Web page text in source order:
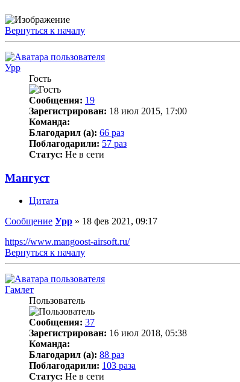
Вернуться к началу
Урр
Гость
Сообщения: 19
Зарегистрирован: 18 июл 2015, 17:00
Команда:
Благодарил (а): 66 раз
Поблагодарили: 57 раз
Статус: Не в сети
Мангуст
Цитата
Сообщение Урр » 18 фев 2021, 09:17
https://www.mangoost-airsoft.ru/
Вернуться к началу
Гамлет
Пользователь
Сообщения: 37
Зарегистрирован: 16 июл 2018, 05:38
Команда:
Благодарил (а): 88 раз
Поблагодарили: 103 раза
Статус: Не в сети